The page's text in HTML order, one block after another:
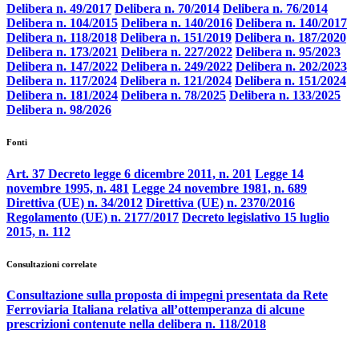
Delibera n. 49/2017 Delibera n. 70/2014 Delibera n. 76/2014
Delibera n. 104/2015 Delibera n. 140/2016 Delibera n. 140/2017
Delibera n. 118/2018 Delibera n. 151/2019 Delibera n. 187/2020
Delibera n. 173/2021 Delibera n. 227/2022 Delibera n. 95/2023
Delibera n. 147/2022 Delibera n. 249/2022 Delibera n. 202/2023
Delibera n. 117/2024 Delibera n. 121/2024 Delibera n. 151/2024
Delibera n. 181/2024 Delibera n. 78/2025 Delibera n. 133/2025
Delibera n. 98/2026
Fonti
Art. 37 Decreto legge 6 dicembre 2011, n. 201 Legge 14
novembre 1995, n. 481 Legge 24 novembre 1981, n. 689
Direttiva (UE) n. 34/2012 Direttiva (UE) n. 2370/2016
Regolamento (UE) n. 2177/2017 Decreto legislativo 15 luglio
2015, n. 112
Consultazioni correlate
Consultazione sulla proposta di impegni presentata da Rete
Ferroviaria Italiana relativa all’ottemperanza di alcune
prescrizioni contenute nella delibera n. 118/2018